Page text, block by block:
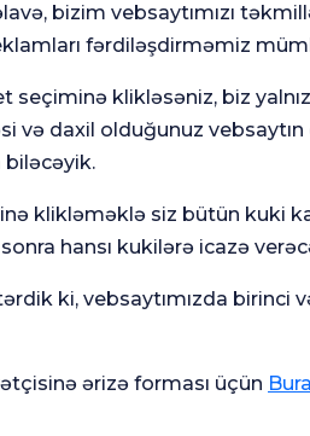
İshal üçün
bizim vebsaytımızı
fərdiləşdirməmiz
et seçiminə klikləsəniz, biz
və daxil olduğunuz
klikləməklə siz bütün kuki
hansı kukilərə icazə
ki, vebsaytımızda birinci
ərizə forması üçün